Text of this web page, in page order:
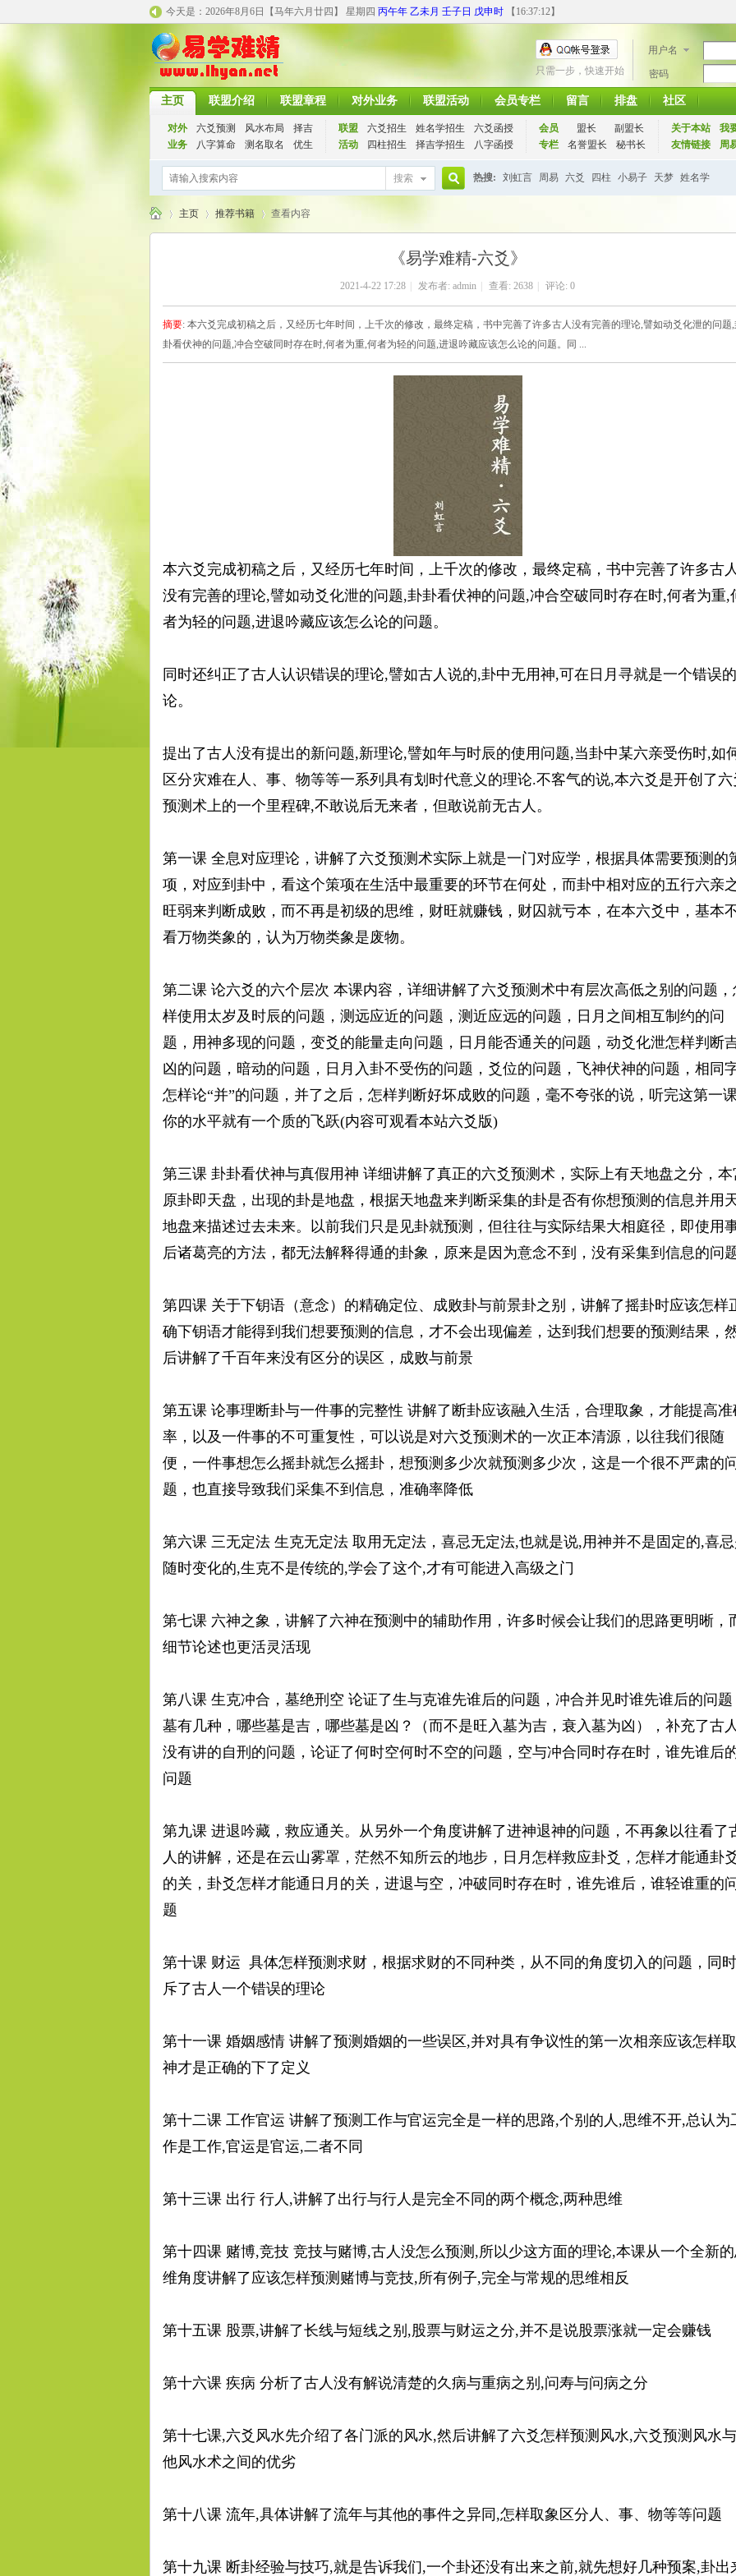
今天是： 2026年8月6日【马年六月廿四】 星期四 丙午年 乙未月 壬子日 戊申时 【 16:37:13】
用户名
密码
只需一步，快速开始
主页 联盟介绍 联盟章程 对外业务 联盟活动 会员专栏 留言 排盘 社区
对外 六爻预测 风水布局
择吉
业务
八字算命 测名取名 优生
联盟 六爻招生 姓名学招生
六爻函授
活动
四柱招生 择吉学招生 八字函授
会员 盟长
副盟长
专栏
名誉盟长 秘书长
关于本站
我
友情链接
周
搜索 热搜: 刘虹言 周易 六爻 四柱 小易子 天梦 姓名学
主页 推荐书籍 查看内容
《易学难精-六爻》
2021-4-22 17:28 发布者: admin 查看: 2638 评论: 0
摘要: 本六爻完成初稿之后，又经历七年时间，上千次的修改，最终定稿，书中完善了许多古人没有完善的理论,譬如动爻化泄的问题
卦看伏神的问题,冲合空破同时存在时,何者为重,何者为轻的问题,进退吟藏应该怎么论的问题。同 ...
本六爻完成初稿之后，又经历七年时间，上千次的修改，最终定稿，书中完善了许多古人
没有完善的理论,譬如动爻化泄的问题,卦卦看伏神的问题,冲合空破同时存在时,何者为重,
者为轻的问题,进退吟藏应该怎么论的问题。
同时还纠正了古人认识错误的理论,譬如古人说的,卦中无用神,可在日月寻就是一个错误
论。
提出了古人没有提出的新问题,新理论,譬如年与时辰的使用问题,当卦中某六亲受伤时,如
区分灾难在人、事、物等等一系列具有划时代意义的理论.不客气的说,本六爻是开创了六
预测术上的一个里程碑,不敢说后无来者，但敢说前无古人。
第一课 全息对应理论，讲解了六爻预测术实际上就是一门对应学，根据具体需要预测的
项，对应到卦中，看这个策项在生活中最重要的环节在何处，而卦中相对应的五行六亲之
旺弱来判断成败，而不再是初级的思维，财旺就赚钱，财囚就亏本，在本六爻中，基本
看万物类象的，认为万物类象是废物。
第二课 论六爻的六个层次 本课内容，详细讲解了六爻预测术中有层次高低之别的问题，
样使用太岁及时辰的问题，测远应近的问题，测近应远的问题，日月之间相互制约的问
题，用神多现的问题，变爻的能量走向问题，日月能否通关的问题，动爻化泄怎样判断
凶的问题，暗动的问题，日月入卦不受伤的问题，爻位的问题，飞神伏神的问题，相同
怎样论“并”的问题，并了之后，怎样判断好坏成败的问题，毫不夸张的说，听完这第一课
你的水平就有一个质的飞跃(内容可观看本站六爻版)
第三课 卦卦看伏神与真假用神 详细讲解了真正的六爻预测术，实际上有天地盘之分，本
原卦即天盘，出现的卦是地盘，根据天地盘来判断采集的卦是否有你想预测的信息并用
地盘来描述过去未来。以前我们只是见卦就预测，但往往与实际结果大相庭径，即使用
后诸葛亮的方法，都无法解释得通的卦象，原来是因为意念不到，没有采集到信息的问
第四课 关于下钥语（意念）的精确定位、成败卦与前景卦之别，讲解了摇卦时应该怎样
确下钥语才能得到我们想要预测的信息，才不会出现偏差，达到我们想要的预测结果，
后讲解了千百年来没有区分的误区，成败与前景
第五课 论事理断卦与一件事的完整性 讲解了断卦应该融入生活，合理取象，才能提高准
率，以及一件事的不可重复性，可以说是对六爻预测术的一次正本清源，以往我们很随
便，一件事想怎么摇卦就怎么摇卦，想预测多少次就预测多少次，这是一个很不严肃的问
题，也直接导致我们采集不到信息，准确率降低
第六课 三无定法 生克无定法 取用无定法，喜忌无定法,也就是说,用神并不是固定的,喜
随时变化的,生克不是传统的,学会了这个,才有可能进入高级之门
第七课 六神之象，讲解了六神在预测中的辅助作用，许多时候会让我们的思路更明晰，
细节论述也更活灵活现
第八课 生克冲合，墓绝刑空 论证了生与克谁先谁后的问题，冲合并见时谁先谁后的问题
墓有几种，哪些墓是吉，哪些墓是凶？（而不是旺入墓为吉，衰入墓为凶），补充了古人
没有讲的自刑的问题，论证了何时空何时不空的问题，空与冲合同时存在时，谁先谁后
问题
第九课 进退吟藏，救应通关。从另外一个角度讲解了进神退神的问题，不再象以往看了
人的讲解，还是在云山雾罩，茫然不知所云的地步，日月怎样救应卦爻，怎样才能通卦爻
的关，卦爻怎样才能通日月的关，进退与空，冲破同时存在时，谁先谁后，谁轻谁重的问
题
第十课 财运 具体怎样预测求财，根据求财的不同种类，从不同的角度切入的问题，同
斥了古人一个错误的理论
第十一课 婚姻感情 讲解了预测婚姻的一些误区,并对具有争议性的第一次相亲应该怎样
神才是正确的下了定义
第十二课 工作官运 讲解了预测工作与官运完全是一样的思路,个别的人,思维不开,总认为
作是工作,官运是官运,二者不同
第十三课 出行 行人,讲解了出行与行人是完全不同的两个概念,两种思维
第十四课 赌博,竞技 竞技与赌博,古人没怎么预测,所以少这方面的理论,本课从一个全新
维角度讲解了应该怎样预测赌博与竞技,所有例子,完全与常规的思维相反
第十五课 股票,讲解了长线与短线之别,股票与财运之分,并不是说股票涨就一定会赚钱
第十六课 疾病 分析了古人没有解说清楚的久病与重病之别,问寿与问病之分
第十七课,六爻风水先介绍了各门派的风水,然后讲解了六爻怎样预测风水,六爻预测风水
他风水术之间的优劣
第十八课 流年,具体讲解了流年与其他的事件之异同,怎样取象区分人、事、物等等问题
第十九课 断卦经验与技巧,就是告诉我们,一个卦还没有出来之前,就先想好几种预案,卦出